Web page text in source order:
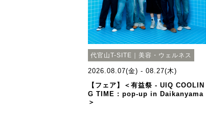
代官山T-SITE｜美容・ウェルネス
2026.08.07(金) - 08.27(木)
【フェア】＜有益祭 - UIQ COOLIN
G TIME : pop-up in Daikanyama
＞